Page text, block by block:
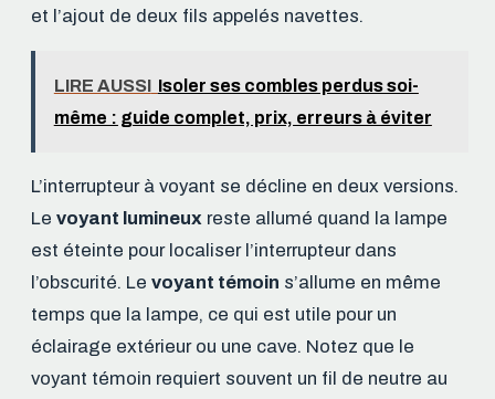
et l’ajout de deux fils appelés navettes.
LIRE AUSSI Isoler ses combles perdus soi-
même : guide complet, prix, erreurs à éviter
L’interrupteur à voyant se décline en deux versions.
Le voyant lumineux reste allumé quand la lampe
est éteinte pour localiser l’interrupteur dans
l’obscurité. Le voyant témoin s’allume en même
temps que la lampe, ce qui est utile pour un
éclairage extérieur ou une cave. Notez que le
voyant témoin requiert souvent un fil de neutre au